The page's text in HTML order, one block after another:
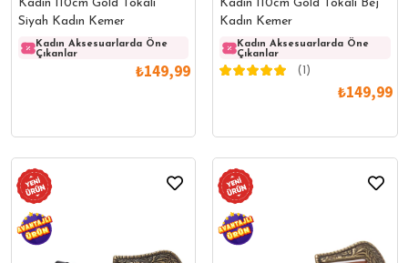
Kadın 110cm Gold Tokalı
Siyah Kadın Kemer
Kadın Aksesuarlarda Öne
Çıkanlar
Kadın Aksesuarlarda Öne
Çıkanlar
₺149,99
Kadın 110cm Gold Tokalı Bej
Kadın Kemer
Kadın Aksesuarlarda Öne
Çıkanlar
(1)
₺149,99